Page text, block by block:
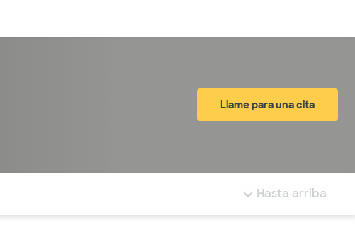
Llame para una cita
Hasta arriba